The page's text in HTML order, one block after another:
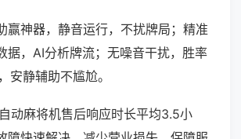
赢神器，静音运行，不扰牌局；精准
据，AI分析牌流；无噪音干扰，胜率
安静辅助不尴尬。
动麻将机售后响应时长平均3.5小